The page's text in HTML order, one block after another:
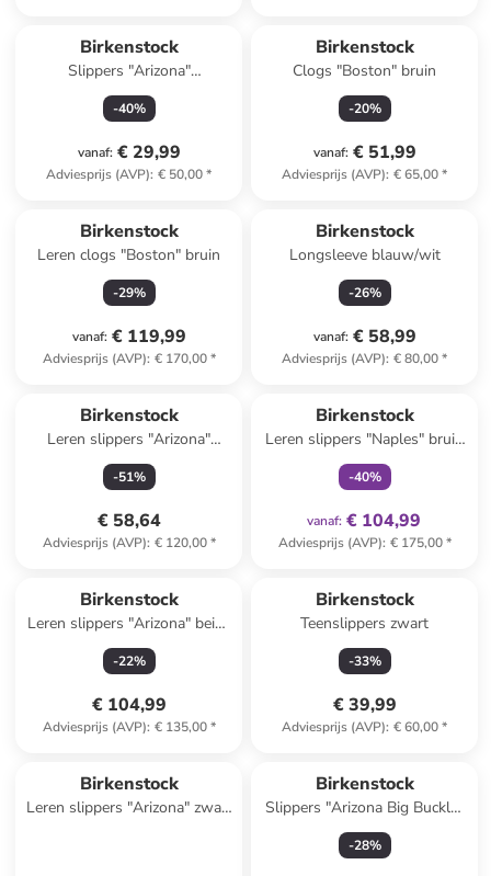
Birkenstock
Slippers "Arizona"
donkerblauw
-40%
vanaf: € 29,99
Adviesprijs (AVP): € 50,00*
Birkenstock
Clogs "Boston" bruin
-20%
vanaf: € 51,99
Adviesprijs (AVP): € 65,00*
Birkenstock
Leren clogs "Boston" bruin
-29%
vanaf: € 119,99
Adviesprijs (AVP): € 170,00*
Birkenstock
Longsleeve blauw/wit
-26%
vanaf: € 58,99
Adviesprijs (AVP): € 80,00*
Birkenstock
Leren slippers "Arizona"
donkerblauw - wijdte S
-51%
€ 58,64
Adviesprijs (AVP): € 120,00*
Birkenstock
Leren slippers "Naples" bruin
- wijdte S
-40%
vanaf: € 104,99
Adviesprijs (AVP): € 175,00*
Birkenstock
Leren slippers "Arizona" beige
- wijdte N
-22%
€ 104,99
Adviesprijs (AVP): € 135,00*
Birkenstock
Teenslippers zwart
-33%
€ 39,99
Adviesprijs (AVP): € 60,00*
Birkenstock
Leren slippers "Arizona" zwart
Birkenstock
Slippers "Arizona Big Buckle"
lichtroze
-28%